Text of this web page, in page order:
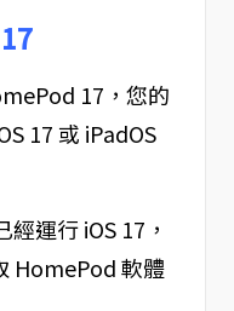
17，您的
17 或 iPadOS
運行 iOS 17，
HomePod 軟體